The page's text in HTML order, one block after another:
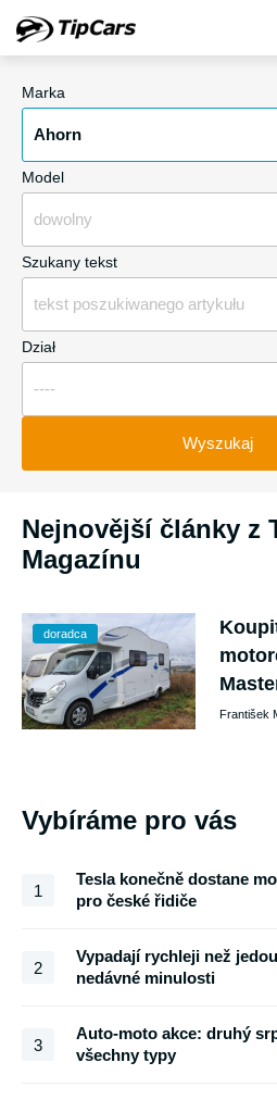
Marka
Ahorn
Model
dowolny
Szukany tekst
Dział
----
Wyszukaj
Nejnovější články z
Magazínu
doradca
František
Vybíráme pro vás
1
Tesla konečně dostane
pro české řidiče
2
Vypadají rychleji než
nedávné minulosti
3
Auto-moto akce: druhý
všechny typy